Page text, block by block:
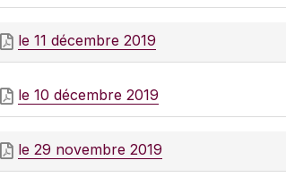
le 11 décembre 2019
le 10 décembre 2019
le 29 novembre 2019